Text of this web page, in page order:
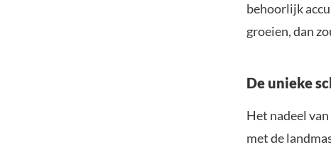
behoorlijk
groeien, dan
De unieke
Het nadeel
met de